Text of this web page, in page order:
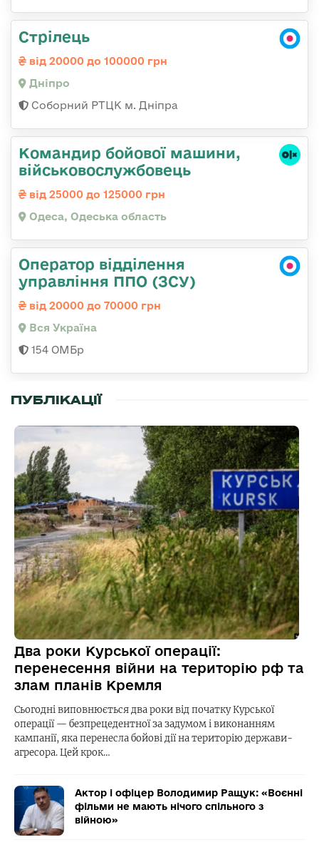
Стрілець
від 20000 до 100000 грн
Дніпро
Соборний РТЦК м. Дніпра
Командиp бойової машини,
військовослужбовець
від 25000 до 125000 грн
Одеса, Одеська область
Оператор відділення
управління ППО (ЗСУ)
від 20000 до 70000 грн
Вся Україна
154 ОМБр
ПУБЛІКАЦІЇ
Два роки Курської операції:
перенесення війни на територію рф та
злам планів Кремля
Сьогодні виповнюється два роки від початку Курської
операції — безпрецедентної за задумом і виконанням
кампанії, яка перенесла бойові дії на територію держави-
агресора. Цей крок…
Актор і офіцер Володимир Ращук: «Воєнні
фільми не мають нічого спільного з
війною»